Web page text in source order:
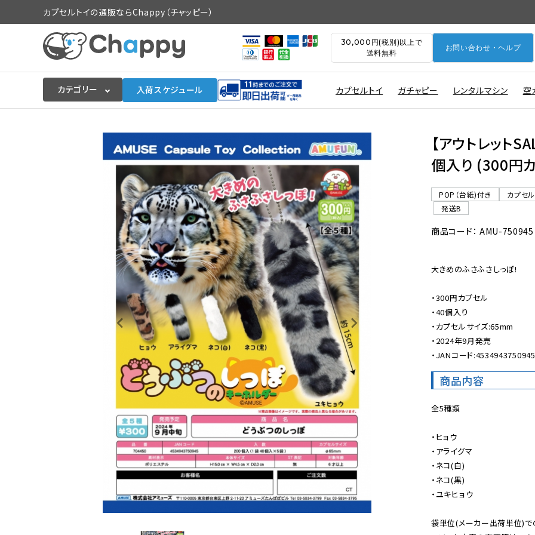
カプセルトイの通販ならChappy（チャッピー）
30,000円(税別)以上で
送料無料
お問い合わせ・ヘルプ
カテゴリー 入荷スケジュール カプセルトイ ガチャピー レンタルマシン 空
入荷スケジュールをチェック
カプセルトイマシン本体
よくあるご質問
ご利用ガイド
06-6282-7659
【アウトレット
個入り (300円
POP（台紙)付き
カプセ
発送B
商品コード： AMU-750945
大きめのふさふさしっぽ!
・300円カプセル
・40個入り
・カプセルサイズ:65mm
・2024年9月発売
・JANコード:4534943750945
商品内容
全5種類
・ヒョウ
・アライグマ
・ネコ(白)
・ネコ(黒)
・ユキヒョウ
袋単位(メーカー出荷単位)で